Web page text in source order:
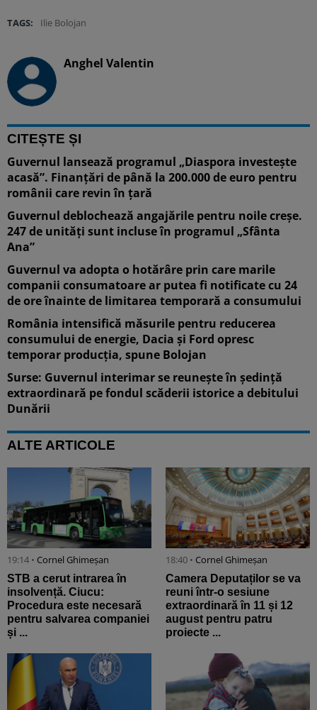
TAGS: Ilie Bolojan
Anghel Valentin
CITEȘTE ȘI
Guvernul lansează programul „Diaspora investește
acasă”. Finanțări de până la 200.000 de euro pentru
românii care revin în țară
Guvernul deblochează angajările pentru noile creșe.
247 de unități sunt incluse în programul „Sfânta
Ana”
Guvernul va adopta o hotărâre prin care marile
companii consumatoare ar putea fi notificate cu 24
de ore înainte de limitarea temporară a consumului
România intensifică măsurile pentru reducerea
consumului de energie, Dacia și Ford opresc
temporar producția, spune Bolojan
Surse: Guvernul interimar se reunește în ședință
extraordinară pe fondul scăderii istorice a debitului
Dunării
ALTE ARTICOLE
19:14 • Cornel Ghimeșan
STB a cerut intrarea în
insolvență. Ciucu:
Procedura este necesară
pentru salvarea companiei
și ...
18:40 • Cornel Ghimeșan
Camera Deputaților se va
reuni într-o sesiune
extraordinară în 11 și 12
august pentru patru
proiecte ...